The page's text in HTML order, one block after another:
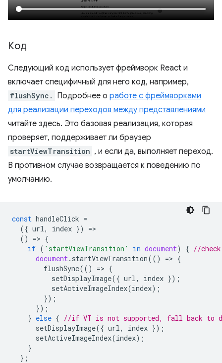
Код
Следующий код использует фреймворк React и
включает специфичный для него код, например,
flushSync. Подробнее о работе с фреймворками
для реализации переходов между представлениями
читайте здесь. Это базовая реализация, которая
проверяет, поддерживает ли браузер
startViewTransition , и если да, выполняет переход.
В противном случае возвращается к поведению по
умолчанию.
const handleClick =
({ url, index }) =
()
=> {
if ( 'startViewTransition' in document) { //
document. startViewTransition(() => {
flushSync(() => {
setDisplayImage({ url, index });
setActiveImageIndex(index);
});
});
} else { //if VT is not supported, fall back to
setDisplayImage({ url, index });
setActiveImageIndex(index);
}
};